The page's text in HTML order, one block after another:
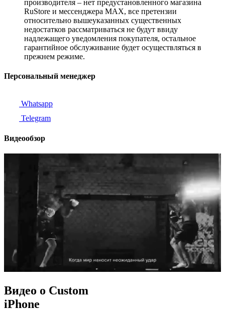
производителя – нет предустановленного магазина
RuStore и мессенджера MAX, все претензии
относительно вышеуказанных существенных
недостатков рассматриваться не будут ввиду
надлежащего уведомления покупателя, остальное
гарантийное обслуживание будет осуществляться в
прежнем режиме.
Персональный менеджер
Whatsapp
Telegram
Видеообзор
Видео о Custom
iPhone